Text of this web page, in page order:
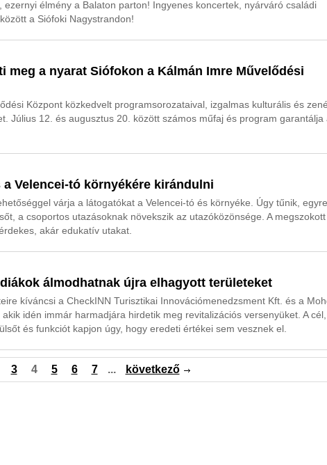
ezernyi élmény a Balaton parton! Ingyenes koncertek, nyárváró családi
a Siófoki Nagystrandon!
meg a nyarat Siófokon a Kálmán Imre Művelődési
Központ közkedvelt programsorozataival, izgalmas kulturális és
Július 12. és augusztus 20. között számos műfaj és program garantálja
Velencei-tó környékére kirándulni
várja a látogatókat a Velencei-tó és környéke. Úgy tűnik, egyre
a csoportos utazásoknak növekszik az utazóközönsége. A
akár edukatív utakat.
álmodhatnak újra elhagyott területeket
kíváncsi a CheckINN Turisztikai Innovációmenedzsment Kft. és a
idén immár harmadjára hirdetik meg revitalizációs versenyüket. A
és funkciót kapjon úgy, hogy eredeti értékei sem vesznek el.
3 4 5 6 7 ... következő